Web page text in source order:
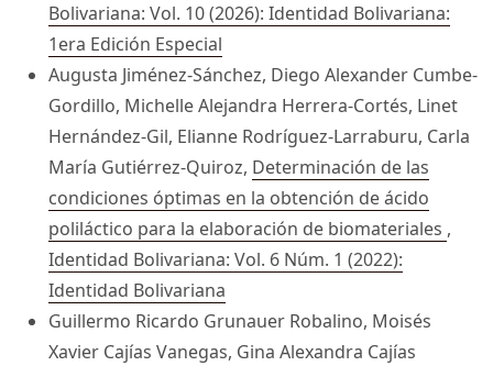
Bolivariana: Vol. 10 (2026): Identidad Bolivariana:
1era Edición Especial
Augusta Jiménez-Sánchez, Diego Alexander Cumbe-
Gordillo, Michelle Alejandra Herrera-Cortés, Linet
Hernández-Gil, Elianne Rodríguez-Larraburu, Carla
María Gutiérrez-Quiroz, Determinación de las
condiciones óptimas en la obtención de ácido
poliláctico para la elaboración de biomateriales ,
Identidad Bolivariana: Vol. 6 Núm. 1 (2022):
Identidad Bolivariana
Guillermo Ricardo Grunauer Robalino, Moisés
Xavier Cajías Vanegas, Gina Alexandra Cajías